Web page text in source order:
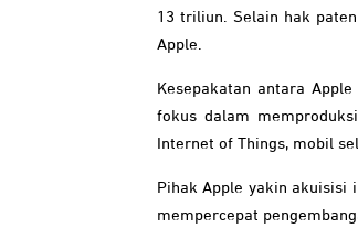
13 triliun. Selain hak
Apple.
Kesepakatan antara
fokus dalam
Internet of Things, mobil
Pihak Apple yakin akuisisi
mempercepat